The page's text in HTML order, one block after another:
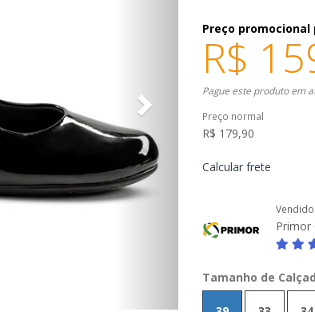
Preço promocional
R$
Pague este produto em
Preço normal
R$ 179,90
Calcular frete
Primor
Tamanho de